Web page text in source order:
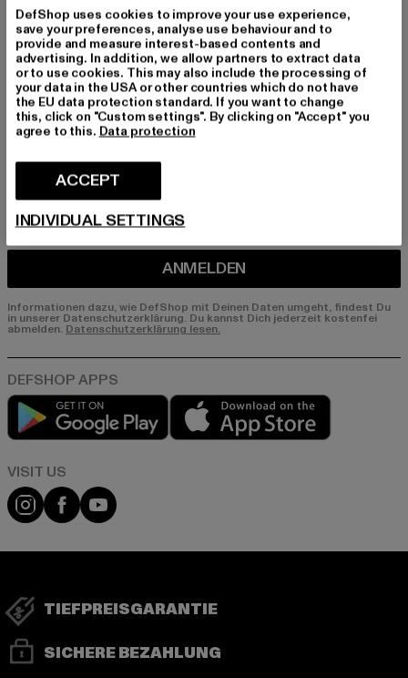
erhalte künftig Informationen über aktuelle Tre
nds, Angebote und Gutscheine von DefShop p
er E-Mail!
An welchen Produkten bist du interessiert?
FRAUEN
E-MAIL
ANMELDEN
Informationen dazu, wie DefShop mit Deinen Daten umgeht, findest Du
in unserer Datenschutzerklärung. Du kannst Dich jederzeit kostenfei
abmelden. Datenschutzerklärung lesen.
Play market
Visit our Instagram page:
Visit our Facebook page:
Visit our YouTube channel:
TIEFPREISGARANTIE
SICHERE BEZAHLUNG
DefShop uses cookies to improve your use experience,
save your preferences, analyse use behaviour and to
provide and measure interest-based contents and
advertising. In addition, we allow partners to extract data
or to use cookies. This may also include the processing of
your data in the USA or other countries which do not have
the EU data protection standard. If you want to change
this, click on "Custom settings". By clicking on "Accept" you
agree to this. Data protection
ACCEPT
INDIVIDUAL SETTINGS